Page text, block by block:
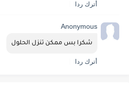
أترك ردا
Anonymous
شكرا بس ممكن تنزل الحلول
أترك ردا